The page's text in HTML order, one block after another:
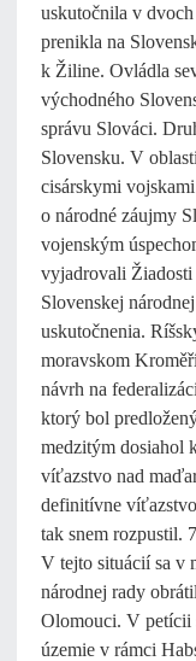
uskutočnila v
prenikla na
k Žiline. Ovládla
východného
správu Slováci.
Slovensku. V
cisárskymi
o národné záujmy
vojenským
vyjadrovali Žiadosti
Slovenskej
uskutočnenia.
moravskom
návrh na
ktorý bol
medzitým dosiahol
víťazstvo nad
definitívne
tak snem rozpustil.
V tejto situácií sa v
národnej rady
Olomouci. V petícii
územie v rámci